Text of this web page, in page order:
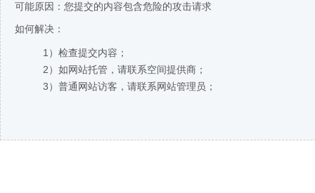
可能原因：您提交的内容包含危险的攻击请求
如何解决：
1）检查提交内容；
2）如网站托管，请联系空间提供商；
3）普通网站访客，请联系网站管理员；